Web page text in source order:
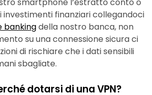
investimenti finanziari collegandoci
bankingdella nostro banca, non
su una connessione sicura ci
di rischiare che i dati sensibili
sbagliate.
dotarsi di una VPN?